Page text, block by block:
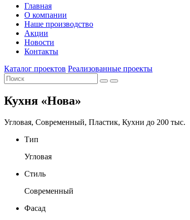
Главная
О компании
Наше производство
Акции
Новости
Контакты
Каталог проектов Реализованные проекты
Кухня «Нова»
Угловая, Современный, Пластик, Кухни до 200 тыс.
Тип
Угловая
Стиль
Современный
Фасад